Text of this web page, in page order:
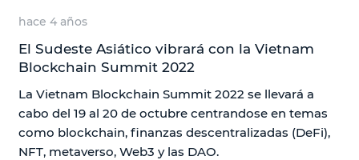
hace 4 años
El Sudeste Asiático vibrará con la Vietnam
Blockchain Summit 2022
La Vietnam Blockchain Summit 2022 se llevará a
cabo del 19 al 20 de octubre centrandose en temas
como blockchain, finanzas descentralizadas (DeFi),
NFT, metaverso, Web3 y las DAO.